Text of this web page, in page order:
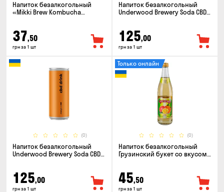
Напиток безалкогольный
«Mikki Brew Kombucha
37,50
грн за 1 шт
Напиток безалкогольный
Underwood Brewery Soda CBD
125,00
грн за 1 шт
(0)
Напиток безалкогольный
Underwood Brewery Soda CBD
125,00
грн за 1 шт
(0)
Только онлайн
Напиток безалкогольный
Грузинский букет со вкусом
45,50
грн за 1 шт